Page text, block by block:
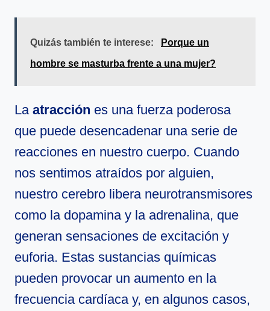
Quizás también te interese: Porque un
hombre se masturba frente a una mujer?
Laatracción es una fuerza poderosa
que puede desencadenar una serie de
reacciones en nuestro cuerpo. Cuando
nos sentimos atraídos por alguien,
nuestro cerebro libera neurotransmisores
como la dopamina y la adrenalina, que
generan sensaciones de excitación y
euforia. Estas sustancias químicas
pueden provocar un aumento en la
frecuencia cardíaca y, en algunos casos,